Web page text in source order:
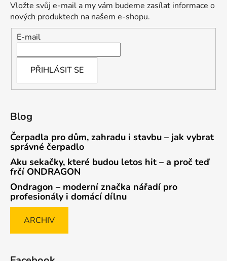
Vložte svůj e-mail a my vám budeme zasílat informace o
nových produktech na našem e-shopu.
E-mail
PŘIHLÁSIT SE
Blog
Čerpadla pro dům, zahradu i stavbu – jak vybrat
správné čerpadlo
Aku sekačky, které budou letos hit – a proč teď
frčí ONDRAGON
Ondragon – moderní značka nářadí pro
profesionály i domácí dílnu
ARCHIV